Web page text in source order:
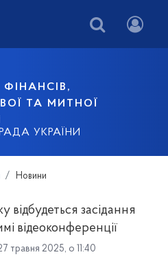
ТА МИТНОЇ
УКРАЇНИ
Новини
відбудеться засідання
відеоконференції
травня 2025, о 11:40